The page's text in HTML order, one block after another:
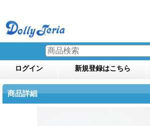
ログイン 新規登録はこちら
商品詳細